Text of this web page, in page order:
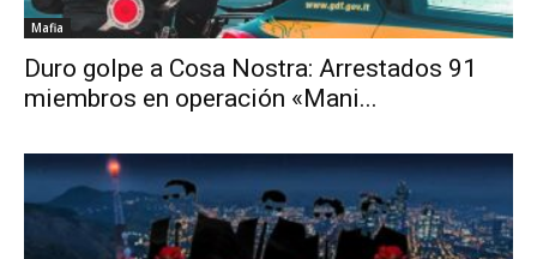
Mafia
Duro golpe a Cosa Nostra: Arrestados 91
miembros en operación «Mani...